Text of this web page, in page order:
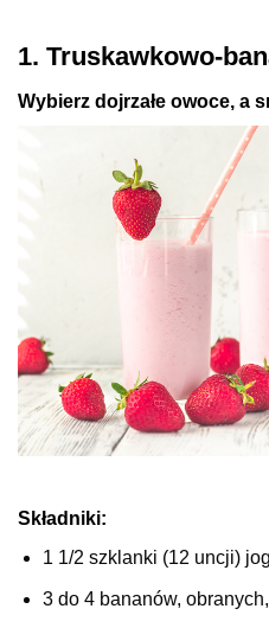
1. Truskawkowo-
Wybierz dojrzałe owoce, a
Składniki:
1 1/2 szklanki (12 uncji)
3 do 4 bananów,